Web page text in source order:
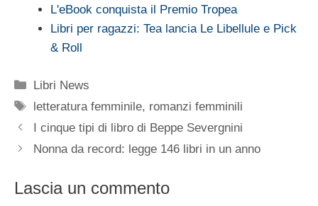
L'eBook conquista il Premio Tropea
Libri per ragazzi: Tea lancia Le Libellule e Pick
& Roll
Categorie
Libri News
Tag
letteratura femminile, romanzi femminili
I cinque tipi di libro di Beppe Severgnini
Nonna da record: legge 146 libri in un anno
Lascia un commento